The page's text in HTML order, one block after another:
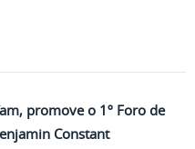
promove o 1º Foro de
Constant